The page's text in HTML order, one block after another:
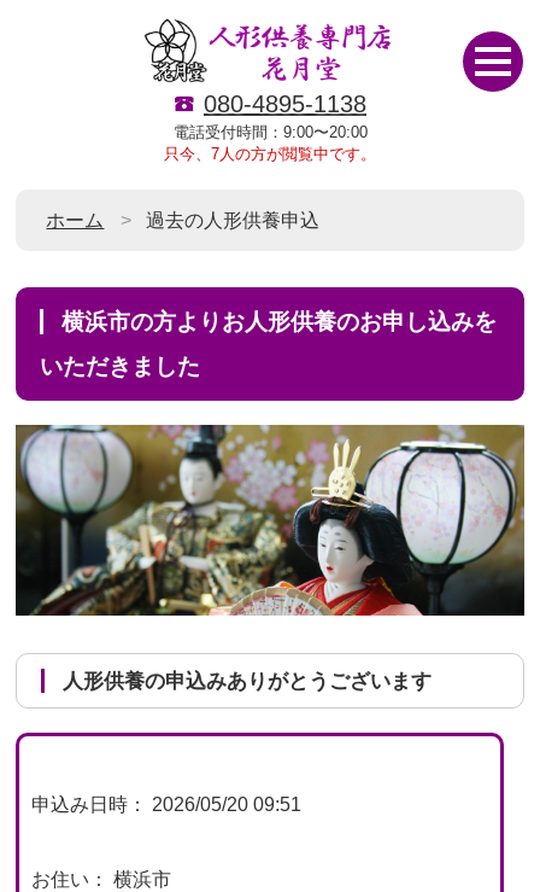
080-4895-1138
電話受付時間：9:00〜20:00
只今、7人の方が閲覧中です。
ホーム 過去の人形供養申込
横浜市の方よりお人形供養のお申し込みを
いただきました
人形供養の申込みありがとうございます
申込み日時： 2026/05/20 09:51
お住い： 横浜市